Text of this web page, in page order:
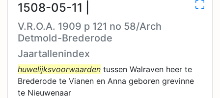
1508-05-11 |
V.R.O.A. 1909 p 121 no 58/Arch
Detmold-Brederode
Jaartallenindex
huwelijksvoorwaarden tussen Walraven heer te
Brederode te Vianen en Anna geboren grevinne
te Nieuwenaar